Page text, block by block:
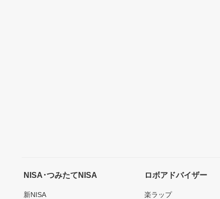
NISA･つみたてNISA
新NISA
ロボアドバイザー
楽ラップ